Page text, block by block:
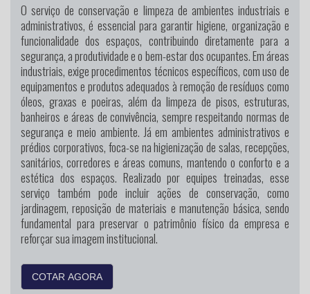
O serviço de conservação e limpeza de ambientes industriais e
administrativos, é essencial para garantir higiene, organização e
funcionalidade dos espaços, contribuindo diretamente para a
segurança, a produtividade e o bem-estar dos ocupantes. Em áreas
industriais, exige procedimentos técnicos específicos, com uso de
equipamentos e produtos adequados à remoção de resíduos como
óleos, graxas e poeiras, além da limpeza de pisos, estruturas,
banheiros e áreas de convivência, sempre respeitando normas de
segurança e meio ambiente. Já em ambientes administrativos e
prédios corporativos, foca-se na higienização de salas, recepções,
sanitários, corredores e áreas comuns, mantendo o conforto e a
estética dos espaços. Realizado por equipes treinadas, esse
serviço também pode incluir ações de conservação, como
jardinagem, reposição de materiais e manutenção básica, sendo
fundamental para preservar o patrimônio físico da empresa e
reforçar sua imagem institucional.
COTAR AGORA